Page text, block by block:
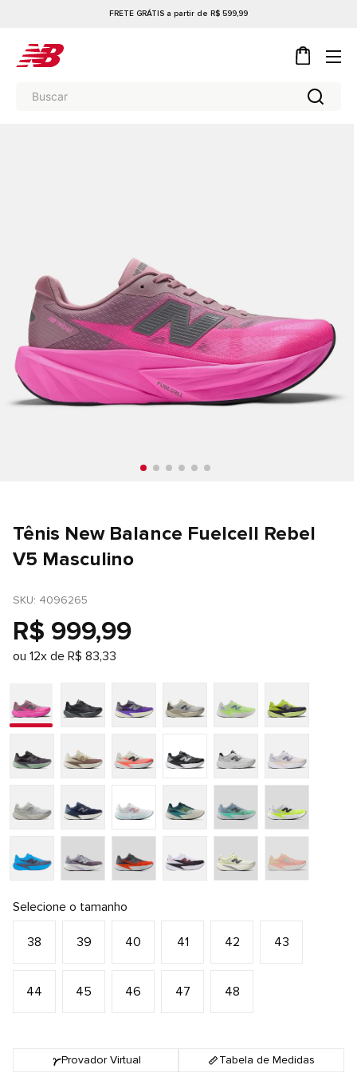
FRETE GRÁTIS a partir de R$ 599,99
Tênis New Balance Fuelcell Rebel
V5 Masculino
SKU: 4096265
R$ 999,99
ou 12x de R$ 83,33
Selecione o tamanho
38 39 40 41 42 43
44 45 46 47 48
Provador Virtual Tabela de Medidas